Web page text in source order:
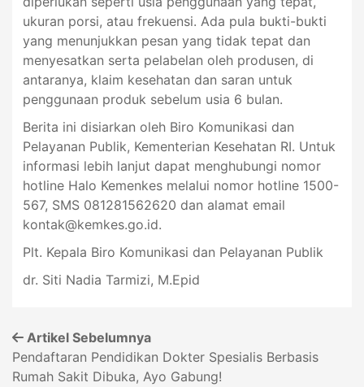
ukuran porsi, atau frekuensi. Ada pula bukti-bukti
yang menunjukkan pesan yang tidak tepat dan
menyesatkan serta pelabelan oleh produsen, di
antaranya, klaim kesehatan dan saran untuk
penggunaan produk sebelum usia 6 bulan.
Berita ini disiarkan oleh Biro Komunikasi dan
Pelayanan Publik, Kementerian Kesehatan RI. Untuk
informasi lebih lanjut dapat menghubungi nomor
hotline Halo Kemenkes melalui nomor hotline 1500-
567, SMS 081281562620 dan alamat email
kontak@kemkes.go.id.
Plt. Kepala Biro Komunikasi dan Pelayanan Publik
dr. Siti Nadia Tarmizi, M.Epid
Artikel Sebelumnya
Pendaftaran Pendidikan Dokter Spesialis Berbasis
Rumah Sakit Dibuka, Ayo Gabung!